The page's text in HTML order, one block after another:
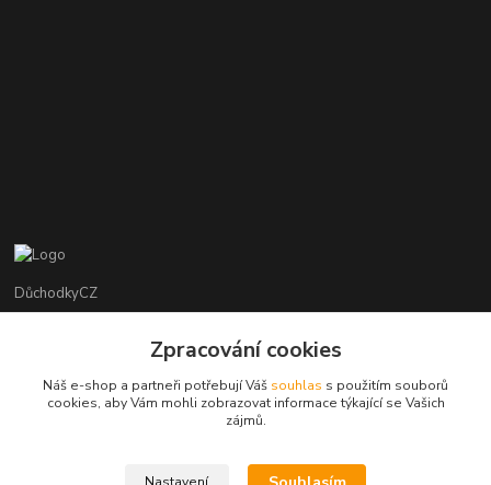
DůchodkyCZ
+420 412384749
objednavky@duchodky.cz
Zpracování cookies
Náš e-shop a partneři potřebují Váš souhlas s použitím souborů
cookies, aby Vám mohli zobrazovat informace týkající se Vašich
zájmů.